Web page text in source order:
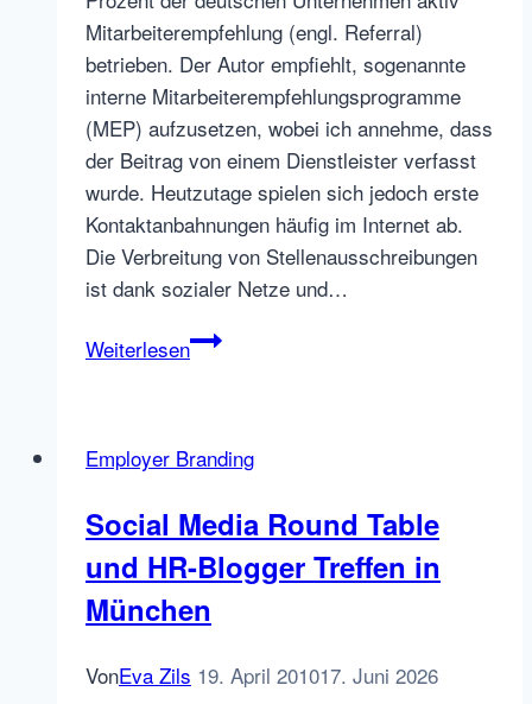
Mitarbeiterempfehlung (engl. Referral)
betrieben. Der Autor empfiehlt, sogenannte
interne Mitarbeiterempfehlungsprogramme
(MEP) aufzusetzen, wobei ich annehme, dass
der Beitrag von einem Dienstleister verfasst
wurde. Heutzutage spielen sich jedoch erste
Kontaktanbahnungen häufig im Internet ab.
Die Verbreitung von Stellenausschreibungen
ist dank sozialer Netze und…
WeiterlesenLiegen
per
im
Trend?
Employer Branding
Social Media Round Table
und HR-Blogger Treffen in
München
VonEva Zils 19. April 201017. Juni 2026